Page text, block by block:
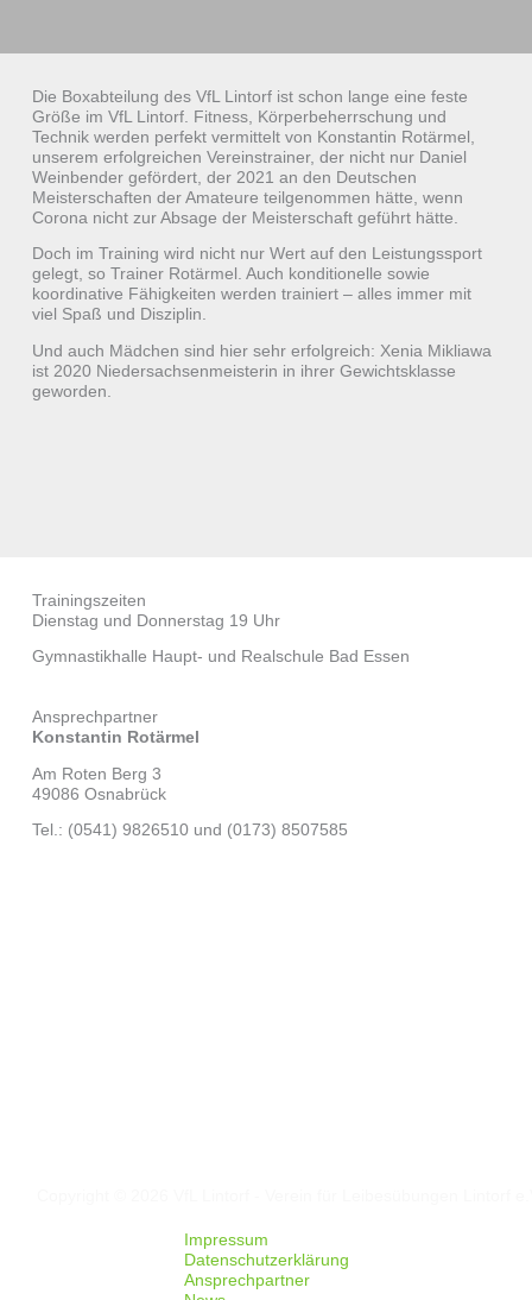
Die Boxabteilung des VfL Lintorf ist schon lange eine feste
Größe im VfL Lintorf. Fitness, Körperbeherrschung und
Technik werden perfekt vermittelt von Konstantin Rotärmel,
unserem erfolgreichen Vereinstrainer, der nicht nur Daniel
Weinbender gefördert, der 2021 an den Deutschen
Meisterschaften der Amateure teilgenommen hätte, wenn
Corona nicht zur Absage der Meisterschaft geführt hätte.
Doch im Training wird nicht nur Wert auf den Leistungssport
gelegt, so Trainer Rotärmel. Auch konditionelle sowie
koordinative Fähigkeiten werden trainiert – alles immer mit
viel Spaß und Disziplin.
Und auch Mädchen sind hier sehr erfolgreich: Xenia Mikliawa
ist 2020 Niedersachsenmeisterin in ihrer Gewichtsklasse
geworden.
Trainingszeiten
Dienstag und Donnerstag 19 Uhr
Gymnastikhalle Haupt- und Realschule Bad Essen
Ansprechpartner
Konstantin Rotärmel
Am Roten Berg 3
49086 Osnabrück
Tel.: (0541) 9826510 und (0173) 8507585
Impressum
Datenschutzerklärung
Ansprechpartner